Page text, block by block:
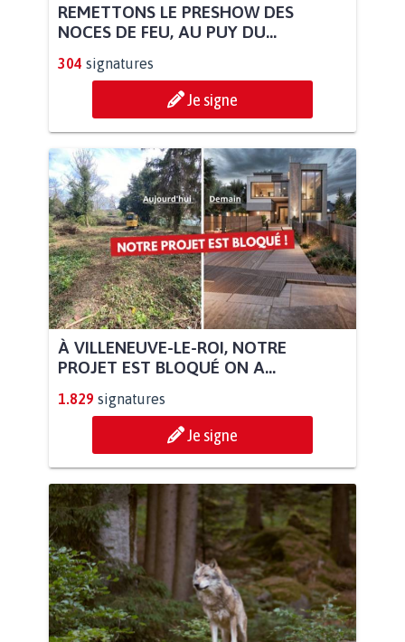
REMETTONS LE PRESHOW DES
NOCES DE FEU, AU PUY DU...
304 signatures
Je signe
À VILLENEUVE-LE-ROI, NOTRE
PROJET EST BLOQUÉ ON A...
1.829 signatures
Je signe